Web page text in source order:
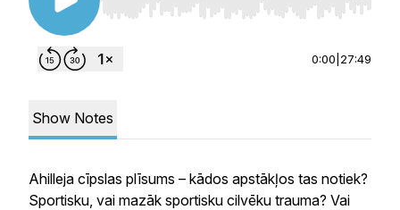
Use Left/Right to seek, Home/End to jump to
0:00 27:49
Show Notes
Ahilleja cīpslas plīsums – kādos apstākļos tas notiek?
Sportisku, vai mazāk sportisku cilvēku trauma? Vai